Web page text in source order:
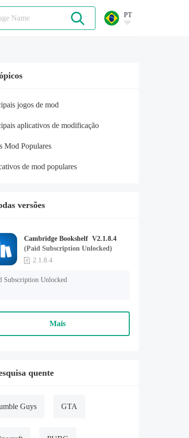
PT
jogos de mod
aplicativos de modificação
Mod Populares
de mod populares
versões
Cambridge Bookshelf V2.1.8.4
(Paid Subscription Unlocked)
2.1.8.4
Subscription Unlocked
Mais
quente
Guys GTA